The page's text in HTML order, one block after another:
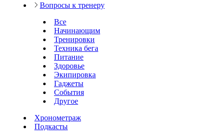
Вопросы к тренеру
Все
Начинающим
Тренировки
Техника бега
Питание
Здоровье
Экипировка
Гаджеты
События
Другое
Хронометраж
Подкасты